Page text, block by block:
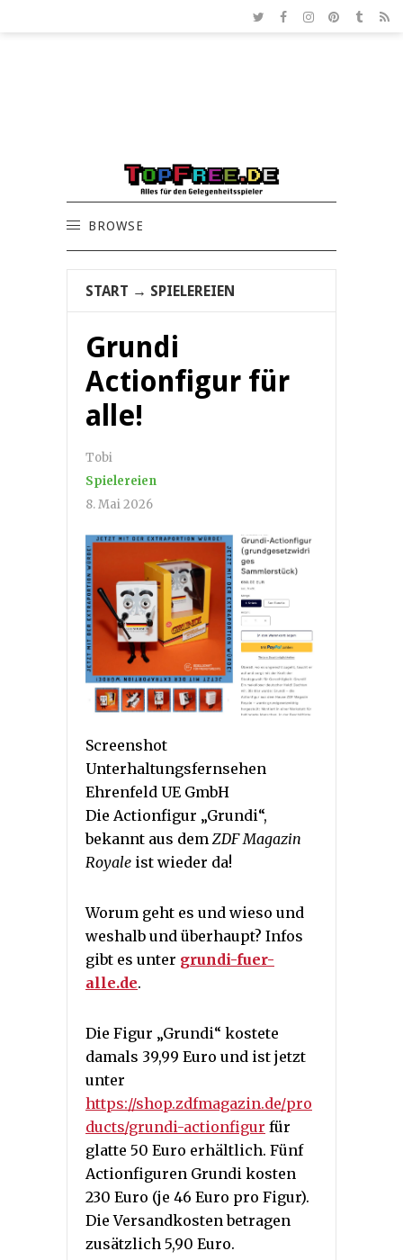
BROWSE
START → SPIELEREIEN
Grundi
Actionfigur für
alle!
Tobi
Spielereien
8. Mai 2026
Screenshot
Unterhaltungsfernsehen
Ehrenfeld UE GmbH
Die Actionfigur „Grundi“,
bekannt aus dem ZDF Magazin
Royale ist wieder da!
Worum geht es und wieso und
weshalb und überhaupt? Infos
gibt es unter grundi-fuer-
alle.de.
Die Figur „Grundi“ kostete
damals 39,99 Euro und ist jetzt
unter
https://shop.zdfmagazin.de/pro
ducts/grundi-actionfigur für
glatte 50 Euro erhältlich. Fünf
Actionfiguren Grundi kosten
230 Euro (je 46 Euro pro Figur).
Die Versandkosten betragen
zusätzlich 5,90 Euro.